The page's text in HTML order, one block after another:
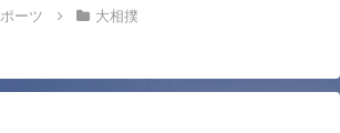
ーツ 大相撲